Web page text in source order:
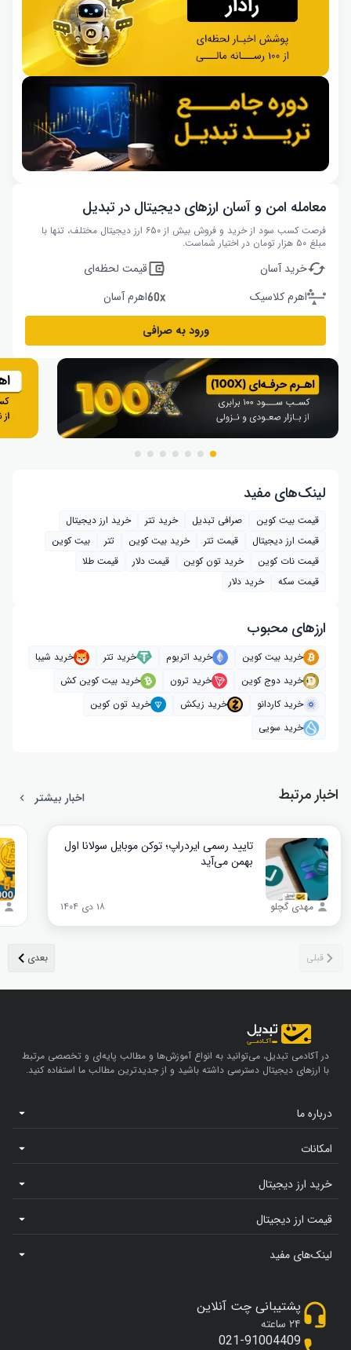
معامله امن و آسان ارزهای دیجیتال در تبدیل
فرصت کسب سود از خرید و فروش بیش از ۶۵۰ ارز دیجیتال مختلف، تنها با
مبلغ ۵۰ هزار تومان در اختیار شماست.
خرید آسان
قیمت لحظه‌ای
اهرم کلاسیک
اهرم آسان
ورود به صرافی
لینک‌های مفید
قیمت بیت کوین صرافی تبدیل خرید تتر
خرید ارز دیجیتال
قیمت ارز دیجیتال
قیمت تتر خرید بیت‌ کوین تتر
بیت کوین
قیمت نات کوین
خرید تون کوین قیمت دلار
قیمت طلا
قیمت سکه
خرید دلار
ارز‌های محبوب
خرید بیت کوین خرید اتریوم خرید تتر
خرید شیبا
خرید دوج کوین
خرید ترون
خرید بیت کوین کش
خرید کاردانو
خرید زیکش
خرید تون کوین
خرید سویی
اخبار مرتبط اخبار بیشتر
تایید رسمی ایردراپ؛ توکن موبایل سولانا اول
بهمن می‌آید
مهدی گچلو ۱۸ دی ۱۴۰۴
در آکادمی تبدیل، می‌توانید به انواع آموزش‌ها و مطالب پایه‌ای و تخصصی مرتبط
با ارزهای دیجیتال دسترسی داشته باشید و از جدیدترین مطالب ما استفاده کنید.
درباره ما
امکانات
خرید ارز دیجیتال
قیمت ارز دیجیتال
لینک‌های مفید
پشتیبانی چت آنلاین
۲۴ ساعته
021-91004409